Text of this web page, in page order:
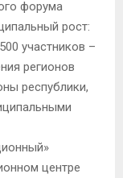
форума
рост:
участников –
регионов
республики,
центре